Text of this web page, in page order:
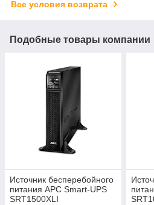
Все условия возврата
Подобные товары компании
Источник бесперебойного
питания APC Smart-UPS
SRT1500XLI